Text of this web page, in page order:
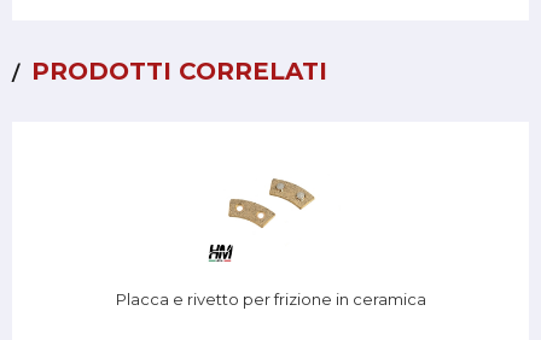
PRODOTTI CORRELATI
Placca e rivetto per frizione in ceramica